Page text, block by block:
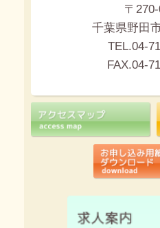
〒
千葉県野田
TEL.04-
FAX.04-